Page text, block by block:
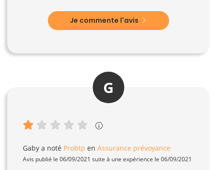
Je commente l'avis
G
Gaby a noté Probtp en Assurance prévoyance
Avis publié le 06/09/2021 suite à une expérience le 06/09/2021